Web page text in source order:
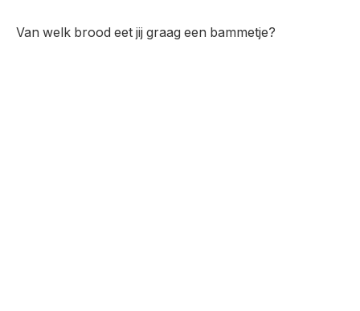
Van welk brood eet jij graag een bammetje?